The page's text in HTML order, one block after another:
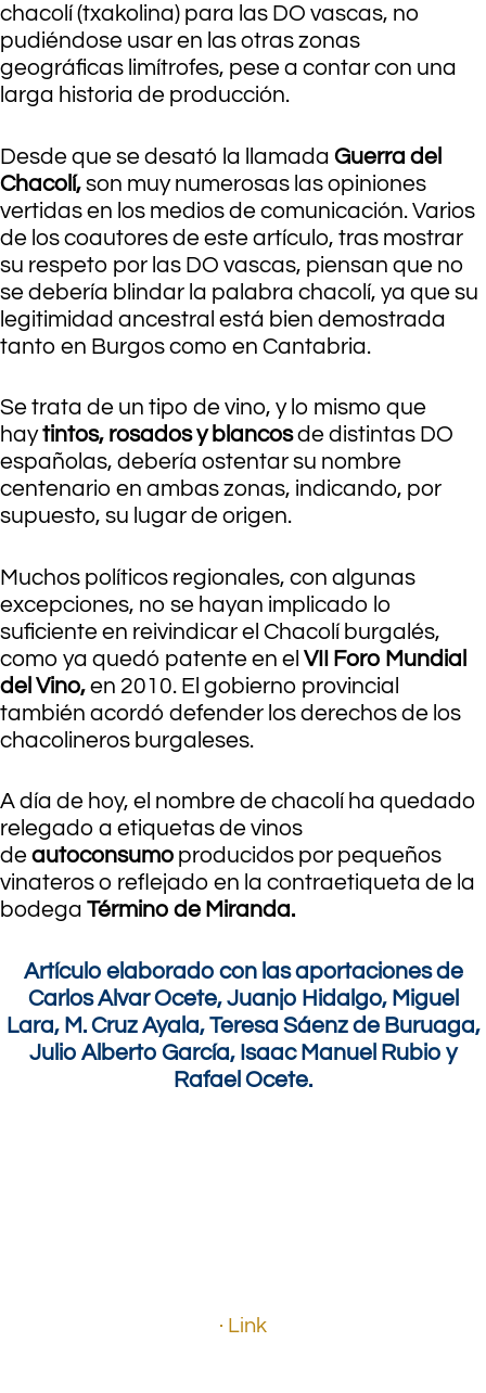
chacolí (txakolina) para las DO vascas, no
pudiéndose usar en las otras zonas
geográficas limítrofes, pese a contar con una
larga historia de producción.
Desde que se desató la llamada Guerra del
Chacolí,son muy numerosas las opiniones
vertidas en los medios de comunicación. Varios
de los coautores de este artículo, tras mostrar
su respeto por las DO vascas, piensan que no
se debería blindar la palabra chacolí, ya que su
legitimidad ancestral está bien demostrada
tanto en Burgos como en Cantabria.
Se trata de un tipo de vino, y lo mismo que
haytintos, rosados y blancosde distintas DO
españolas, debería ostentar su nombre
centenario en ambas zonas, indicando, por
supuesto, su lugar de origen.
Muchos políticos regionales, con algunas
excepciones, no se hayan implicado lo
suficiente en reivindicar el Chacolí burgalés,
como ya quedó patente en el VII Foro Mundial
del Vino,en 2010. El gobierno provincial
también acordó defender los derechos de los
chacolineros burgaleses.
A día de hoy, el nombre de chacolí ha quedado
relegado a etiquetas de vinos
deautoconsumo producidos por pequeños
vinateros o reflejado en la contraetiqueta de la
bodega Término de Miranda.
Artículo elaborado con las aportaciones de
Carlos Alvar Ocete, Juanjo Hidalgo, Miguel
Lara, M. Cruz Ayala, Teresa Sáenz de Buruaga,
Julio Alberto García, Isaac Manuel Rubio y
Rafael Ocete.
· Link